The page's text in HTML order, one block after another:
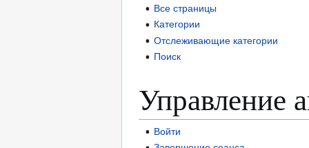
Все страницы
Категории
Отслеживающие категории
Поиск
Управление
Войти